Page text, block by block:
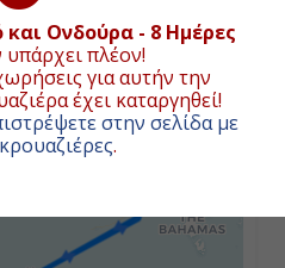
και Ονδούρα - 8 Ημέρες
υπάρχει πλέον!
για αυτήν την
έχει καταργηθεί!
στην σελίδα με
.
07:00
2032ναυτικά μίλια